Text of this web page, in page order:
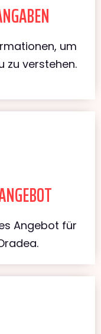
um
zu verstehen.
Angebot für